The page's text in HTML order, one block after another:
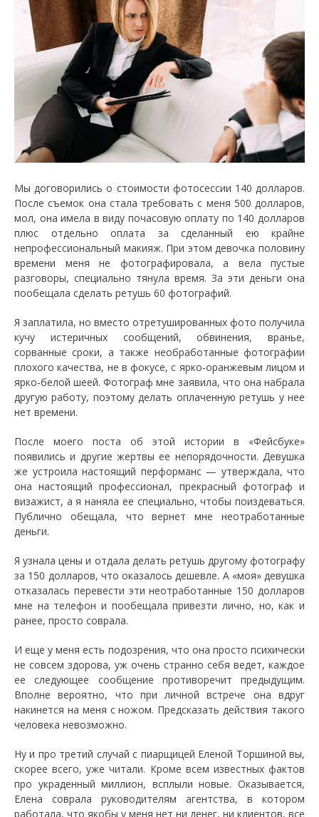
Мы договорились о стоимости фотосессии 140 долларов.
После съемок она стала требовать с меня 500 долларов,
мол, она имела в виду почасовую оплату по 140 долларов
плюс отдельно оплата за сделанный ею крайне
непрофессиональный макияж. При этом девочка половину
времени меня не фотографировала, а вела пустые
разговоры, специально тянула время. За эти деньги она
пообещала сделать ретушь 60 фотографий.
Я заплатила, но вместо отретушированных фото получила
кучу истеричных сообщений, обвинения, вранье,
сорванные сроки, а также необработанные фотографии
плохого качества, не в фокусе, с ярко-оранжевым лицом и
ярко-белой шеей. Фотограф мне заявила, что она набрала
другую работу, поэтому делать оплаченную ретушь у нее
нет времени.
После моего поста об этой истории в «Фейсбуке»
появились и другие жертвы ее непорядочности. Девушка
же устроила настоящий перформанс — утверждала, что
она настоящий профессионал, прекрасный фотограф и
визажист, а я наняла ее специально, чтобы поиздеваться.
Публично обещала, что вернет мне неотработанные
деньги.
Я узнала цены и отдала делать ретушь другому фотографу
за 150 долларов, что оказалось дешевле. А «моя» девушка
отказалась перевести эти неотработанные 150 долларов
мне на телефон и пообещала привезти лично, но, как и
ранее, просто соврала.
И еще у меня есть подозрения, что она просто психически
не совсем здорова, уж очень странно себя ведет, каждое
ее следующее сообщение противоречит предыдущим.
Вполне вероятно, что при личной встрече она вдруг
накинется на меня с ножом. Предсказать действия такого
человека невозможно.
Ну и про третий случай с пиарщицей Еленой Торшиной вы,
скорее всего, уже читали. Кроме всем известных фактов
про украденный миллион, всплыли новые. Оказывается,
Елена соврала руководителям агентства, в котором
работала, что якобы у меня нет ни денег, ни клиентов, все